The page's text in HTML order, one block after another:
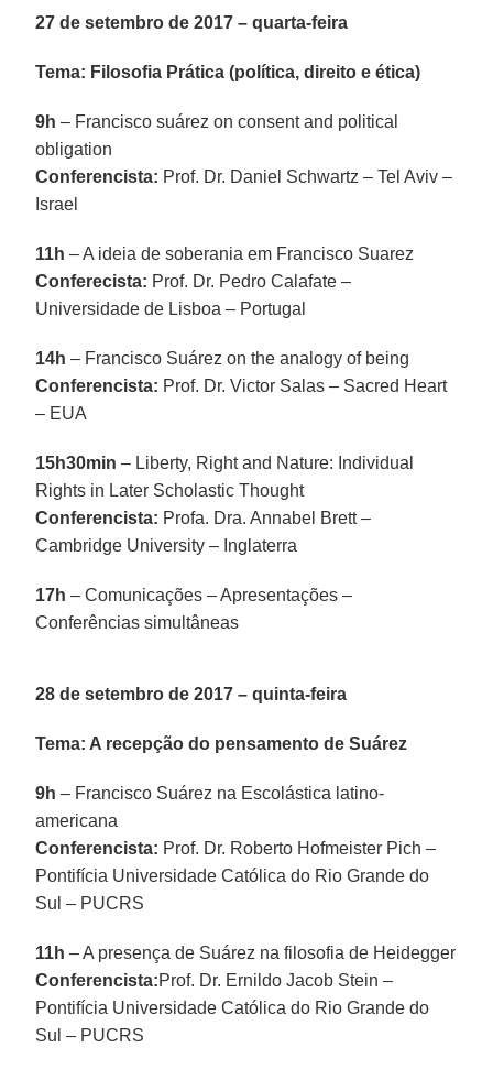
27 de setembro de 2017 – quarta-feira
Tema: Filosofia Prática (política, direito e ética)
9h – Francisco suárez on consent and political
obligation
Conferencista: Prof. Dr. Daniel Schwartz – Tel Aviv –
Israel
11h – A ideia de soberania em Francisco Suarez
Conferecista: Prof. Dr. Pedro Calafate –
Universidade de Lisboa – Portugal
14h – Francisco Suárez on the analogy of being
Conferencista: Prof. Dr. Victor Salas – Sacred Heart
– EUA
15h30min – Liberty, Right and Nature: Individual
Rights in Later Scholastic Thought
Conferencista: Profa. Dra. Annabel Brett –
Cambridge University – Inglaterra
17h – Comunicações – Apresentações –
Conferências simultâneas
28 de setembro de 2017 – quinta-feira
Tema: A recepção do pensamento de Suárez
9h – Francisco Suárez na Escolástica latino-
americana
Conferencista: Prof. Dr. Roberto Hofmeister Pich –
Pontifícia Universidade Católica do Rio Grande do
Sul – PUCRS
11h – A presença de Suárez na filosofia de Heidegger
Conferencista:Prof. Dr. Ernildo Jacob Stein –
Pontifícia Universidade Católica do Rio Grande do
Sul – PUCRS